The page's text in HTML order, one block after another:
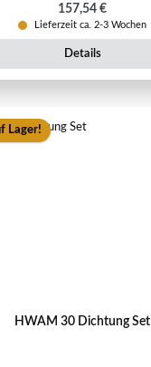
Regulärer Preis:
157,54 €
Lieferzeit ca. 2-3 Wochen
Details
Lager!
HWAM 30 Dichtung Set